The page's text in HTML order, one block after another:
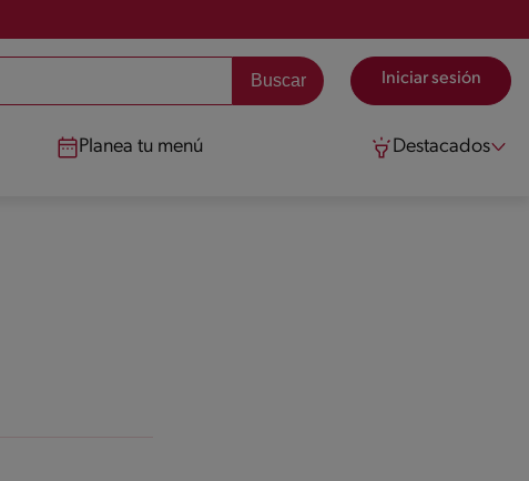
Iniciar sesión
Planea tu menú Destacados